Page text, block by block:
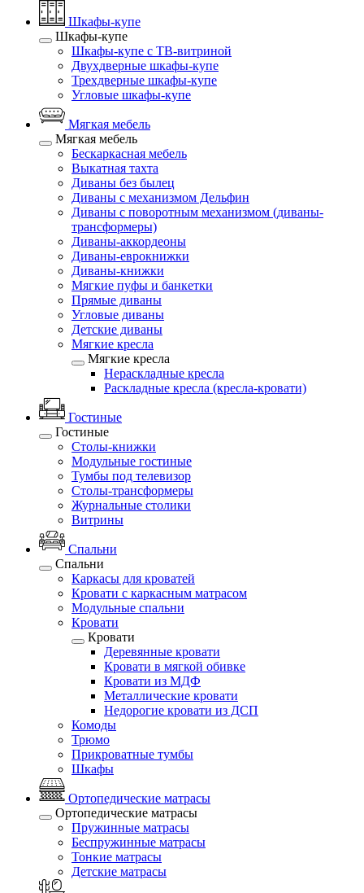
Шкафы-купе
Шкафы-купе
Шкафы-купе с ТВ-витриной
Двухдверные шкафы-купе
Трехдверные шкафы-купе
Угловые шкафы-купе
Мягкая мебель
Мягкая мебель
Бескаркасная мебель
Выкатная тахта
Диваны без былец
Диваны с механизмом Дельфин
Диваны с поворотным механизмом (диваны-
трансформеры)
Диваны-аккордеоны
Диваны-еврокнижки
Диваны-книжки
Мягкие пуфы и банкетки
Прямые диваны
Угловые диваны
Детские диваны
Мягкие кресла
Мягкие кресла
Нераскладные кресла
Раскладные кресла (кресла-кровати)
Гостиные
Гостиные
Столы-книжки
Модульные гостиные
Тумбы под телевизор
Столы-трансформеры
Журнальные столики
Витрины
Спальни
Спальни
Каркасы для кроватей
Кровати с каркасным матрасом
Модульные спальни
Кровати
Кровати
Деревянные кровати
Кровати в мягкой обивке
Кровати из МДФ
Металлические кровати
Недорогие кровати из ДСП
Комоды
Трюмо
Прикроватные тумбы
Шкафы
Ортопедические матрасы
Ортопедические матрасы
Пружинные матрасы
Беспружинные матрасы
Тонкие матрасы
Детские матрасы